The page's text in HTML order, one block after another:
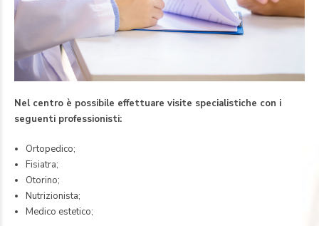
Nel centro è possibile effettuare visite specialistiche con i
seguenti professionisti:
Ortopedico;
Fisiatra;
Otorino;
Nutrizionista;
Medico estetico;